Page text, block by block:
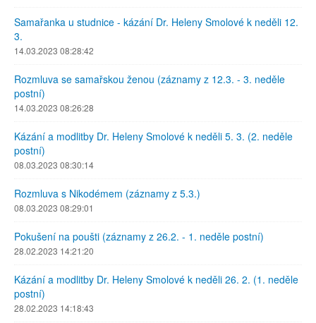
Samařanka u studnice - kázání Dr. Heleny Smolové k neděli 12.
3.
14.03.2023 08:28:42
Rozmluva se samařskou ženou (záznamy z 12.3. - 3. neděle
postní)
14.03.2023 08:26:28
Kázání a modlitby Dr. Heleny Smolové k neděli 5. 3. (2. neděle
postní)
08.03.2023 08:30:14
Rozmluva s Nikodémem (záznamy z 5.3.)
08.03.2023 08:29:01
Pokušení na poušti (záznamy z 26.2. - 1. neděle postní)
28.02.2023 14:21:20
Kázání a modlitby Dr. Heleny Smolové k neděli 26. 2. (1. neděle
postní)
28.02.2023 14:18:43